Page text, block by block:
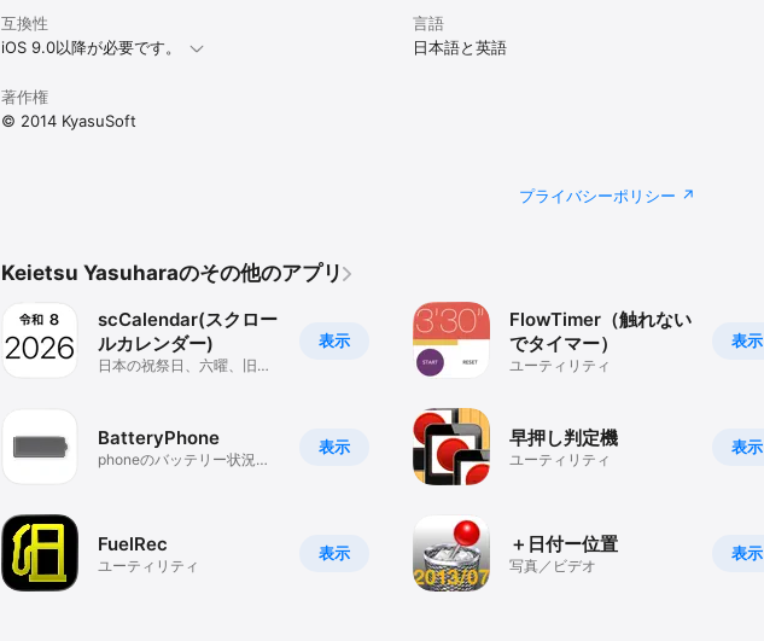
互換性
iOS 9.0以降が必要です。
言語
日本語と英語
著作権
© 2014 KyasuSoft
プライバシーポリシー
Keietsu Yasuharaのその他のアプリ
表示
scCalendar(スクロー
ルカレンダー)
日本の祝祭日、六曜、旧暦
表示
BatteryPhone
phoneのバッテリー状況を
表示
FuelRec
ユーティリティ
表示
FlowTimer（触れない
でタイマー）
ユーティリティ
表示
早押し判定機
ユーティリティ
表示
＋日付ー位置
写真／ビデオ